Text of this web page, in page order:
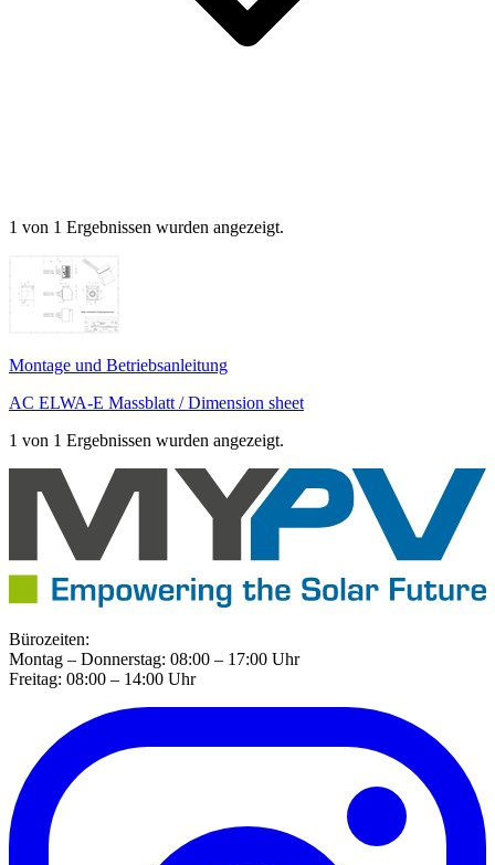
1 von 1 Ergebnissen wurden angezeigt.
Montage und Betriebsanleitung
AC ELWA-E Massblatt / Dimension sheet
1 von 1 Ergebnissen wurden angezeigt.
Bürozeiten:
Montag – Donnerstag: 08:00 – 17:00 Uhr
Freitag: 08:00 – 14:00 Uhr